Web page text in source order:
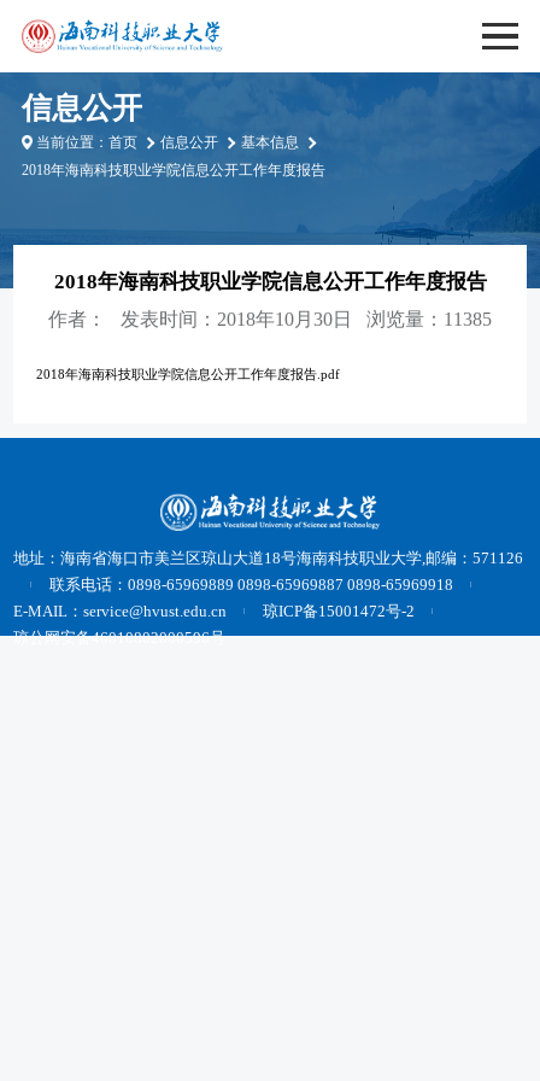
信息公开
当前位置：首页 信息公开
基本信息
2018年海南科技职业学院信息公开工作年度报告
2018年海南科技职业学院信息公开工作年度报告
作者： 发表时间：2018年10月30日 浏览量：11385
2018年海南科技职业学院信息公开工作年度报告.pdf
地址：海南省海口市美兰区琼山大道18号海南科技职业大学,邮编：571126
联系电话：0898-65969889 0898-65969887 0898-65969918
E-MAIL：service@hvust.edu.cn
琼ICP备15001472号-2
琼公网安备46010802000596号